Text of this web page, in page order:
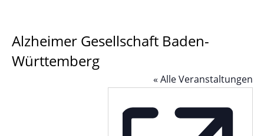
Alzheimer Gesellschaft Baden-
Württemberg
« Alle Veranstaltungen